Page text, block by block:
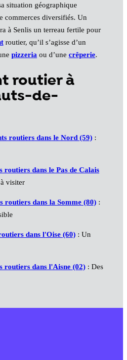
situation géographique
commerces diversifiés. Un
à Senlis un terreau fertile pour
routier, qu’il s’agisse d’un
pizzeria ou d’une crêperie.
routier à
de-
routiers dans le Nord (59):
routiers dans le Pas de Calais
visiter
routiers dans la Somme (80):
dans l'Oise (60): Un
routiers dans l'Aisne (02): Des